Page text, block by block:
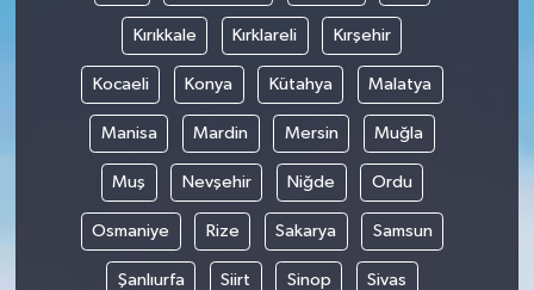
Kırıkkale Kırklareli Kırşehir
Kocaeli Konya Kütahya Malatya
Manisa Mardin Mersin Muğla
Muş Nevşehir Niğde Ordu
Osmaniye Rize Sakarya Samsun
Şanlıurfa Siirt Sinop Sivas